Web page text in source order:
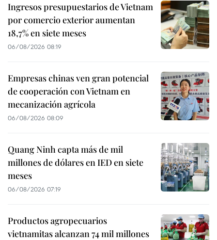
Ingresos presupuestarios de Vietnam
por comercio exterior aumentan
18,7% en siete meses
06/08/2026 08:19
Empresas chinas ven gran potencial
de cooperación con Vietnam en
mecanización agrícola
06/08/2026 08:09
Quang Ninh capta más de mil
millones de dólares en IED en siete
meses
06/08/2026 07:19
Productos agropecuarios
vietnamitas alcanzan 74 mil millones